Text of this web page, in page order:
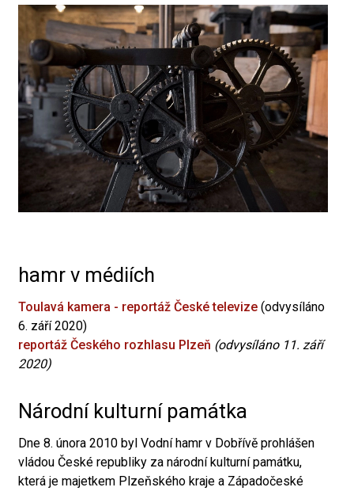
hamr v médiích
Toulavá kamera - reportáž České televize (odvysíláno
6. září 2020)
reportáž Českého rozhlasu Plzeň (odvysíláno 11. září
2020)
Národní kulturní památka
Dne 8. února 2010 byl Vodní hamr v Dobřívě prohlášen
vládou České republiky za národní kulturní památku,
která je majetkem Plzeňského kraje a Západočeské